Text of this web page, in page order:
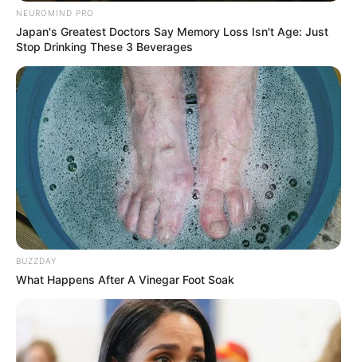
Serem! 9 Chat Ojek Online &
Pelanggan Ini Bikin Auto
Merinding
Bikin Ngakak, 10 Potret
Cosplay Murah Pakai Bahan
Seadanya
NEUROMIND PRO
Japan's Greatest Doctors Say Memory Loss Isn't Age: Just
Stop Drinking These 3 Beverages
BUZZDAY
What Happens After A Vinegar Foot Soak